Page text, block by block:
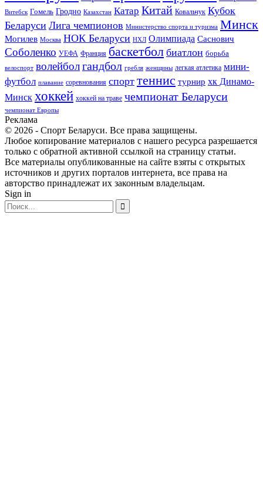
Витебск Гомель Гродно Казахстан Катар Китай Ковальчук Кубок
Беларуси Лига чемпионов Министерство спорта и туризма Минск
Могилев Москва НОК Беларуси НХЛ Олимпиада Саснович
Соболенко УЕФА Франция баскетбол биатлон борьба
велоспорт волейболгандбол гребля женщины легкая атлетика мини-
футбол плавание соревнования спорт теннис турнир хк Динамо-
Минск хоккей хоккей на траве чемпионат Беларуси
чемпионат Европы
Реклама
© 2026 - Спорт Беларуси. Все права защищены.
Любое копирование материалов с нашего ресурса разрешается
только с обратной активной ссылкой на страницу статьи.
Все материалы опубликованные на сайте взяты с открытых
источников и других порталов интернета, все права на
авторство принадлежат их законным владельцам.
Sign in